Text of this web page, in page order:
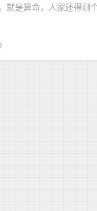
就是算命，人家还得